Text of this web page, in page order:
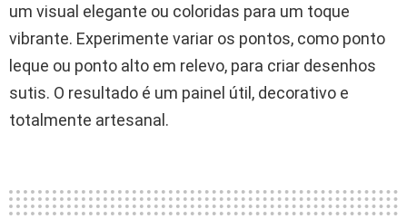
um visual elegante ou coloridas para um toque
vibrante. Experimente variar os pontos, como ponto
leque ou ponto alto em relevo, para criar desenhos
sutis. O resultado é um painel útil, decorativo e
totalmente artesanal.